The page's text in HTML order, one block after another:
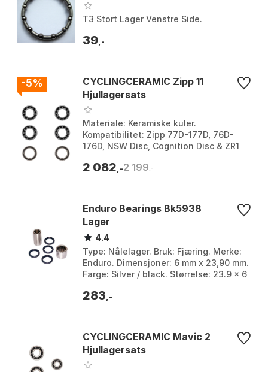
T3 Stort Lager Venstre Side.
39 ,-
-5%
CYCLINGCERAMIC Zipp 11
Hjullagersats
Materiale: Keramiske kuler.
Kompatibilitet: Zipp 77D-177D, 76D-
176D, NSW Disc, Cognition Disc & ZR1
2x61803 lagre, Cycling Cer...
2 082 ,-2 199,-
Enduro Bearings Bk5938
Lager
4.4
Type: Nålelager. Bruk: Fjæring. Merke:
Enduro. Dimensjoner: 6 mm x 23,90 mm.
Farge: Silver / black. Størrelse: 23.9 x 6
283 ,-
CYCLINGCERAMIC Mavic 2
Hjullagersats